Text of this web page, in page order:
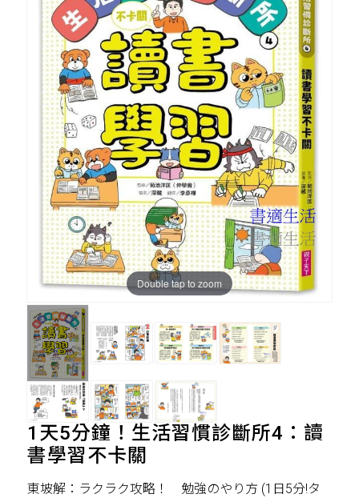
Double tap to zoom
1天5分鐘！生活習慣診斷所4：讀
書學習不卡關
東坡解：ラクラク攻略！ 勉強のやり方 (1日5分!タ